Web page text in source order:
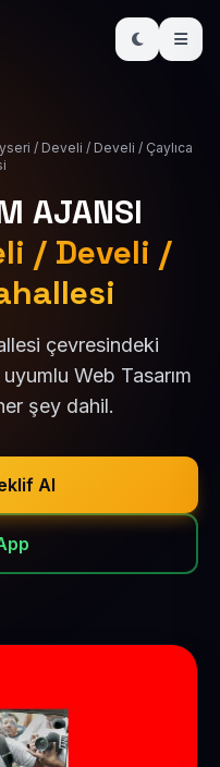
/ Develi / Develi / Çaylıca
AJANSI
/ Develi /
çevresindeki
Web Tasarım
şey dahil.
Al